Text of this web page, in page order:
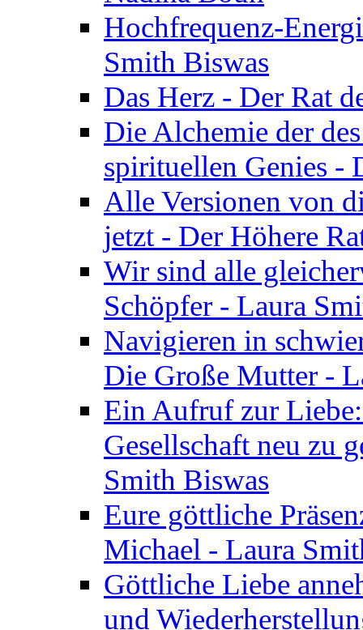
Hochfrequenz-
Smith Biswas
Das Herz - Der Rat
Die Alchemie der
spirituellen Genies -
Alle Versionen von
jetzt - Der Höhere
Wir sind alle
Schöpfer - Laura
Navigieren in
Die Große Mutter -
Ein Aufruf zur
Gesellschaft neu zu
Smith Biswas
Eure göttliche
Michael - Laura
Göttliche Liebe
und